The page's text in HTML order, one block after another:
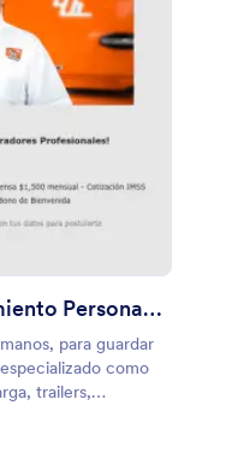
Formulario De Reclutamiento Personal Especializado
para guardar
como
trailers,
esta plantilla